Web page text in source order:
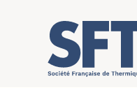
Aller au contenu principal